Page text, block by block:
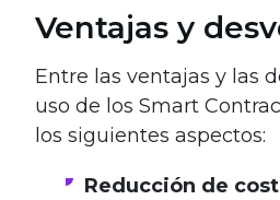
Ventajas y
Entre las ventajas y las
uso de los Smart
los siguientes aspectos:
Reducción de